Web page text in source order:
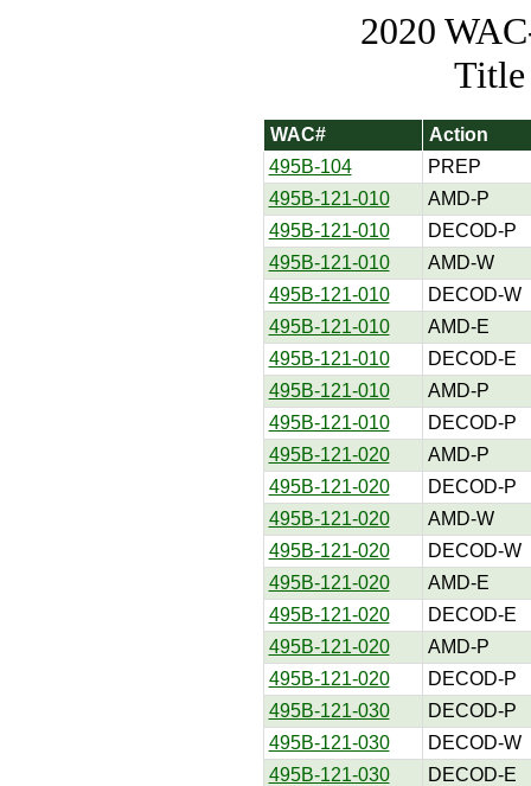
2020
Title
WAC#
Action
495B-104
PREP
495B-121-010
AMD-P
495B-121-010
DECOD-P
495B-121-010
AMD-W
495B-121-010
DECOD-W
495B-121-010
AMD-E
495B-121-010
DECOD-E
495B-121-010
AMD-P
495B-121-010
DECOD-P
495B-121-020
AMD-P
495B-121-020
DECOD-P
495B-121-020
AMD-W
495B-121-020
DECOD-W
495B-121-020
AMD-E
495B-121-020
DECOD-E
495B-121-020
AMD-P
495B-121-020
DECOD-P
495B-121-030
DECOD-P
495B-121-030
DECOD-W
495B-121-030
DECOD-E